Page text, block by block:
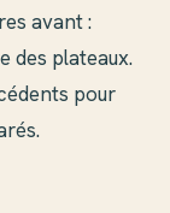
avant :
des plateaux.
pour